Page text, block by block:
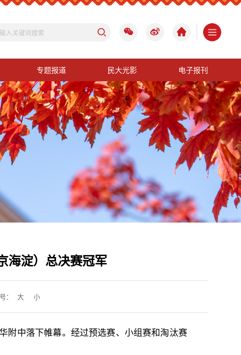
专题报道 民大光影 电子报刊
海淀）总决赛冠军
： 大 小
附中落下帷幕。经过预选赛、小组赛和淘汰赛